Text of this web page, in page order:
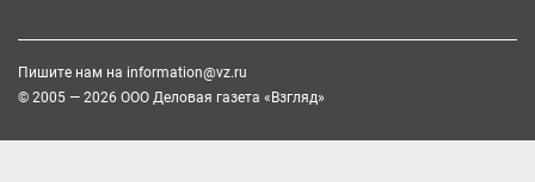
Пишите нам на information@vz.ru
© 2005 — 2026 ООО Деловая газета «Взгляд»